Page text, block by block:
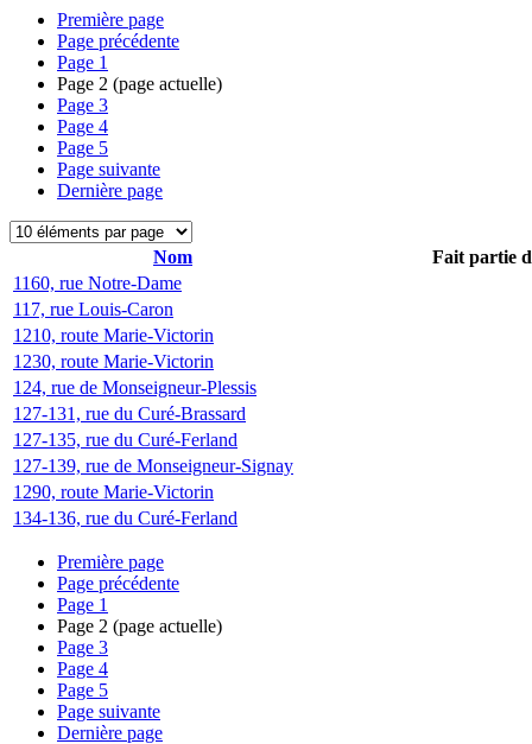
Première page
Page précédente
Page 1
Page 2 (page actuelle)
Page 3
Page 4
Page 5
Page suivante
Dernière page
Nom
Fait partie
1160, rue Notre-Dame
117, rue Louis-Caron
1210, route Marie-Victorin
1230, route Marie-Victorin
124, rue de Monseigneur-Plessis
127-131, rue du Curé-Brassard
127-135, rue du Curé-Ferland
127-139, rue de Monseigneur-Signay
1290, route Marie-Victorin
134-136, rue du Curé-Ferland
Première page
Page précédente
Page 1
Page 2 (page actuelle)
Page 3
Page 4
Page 5
Page suivante
Dernière page